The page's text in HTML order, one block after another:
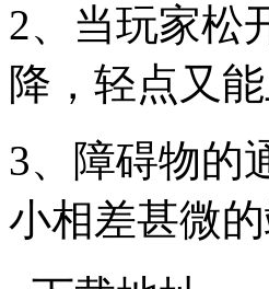
2、当玩家松
降，轻点又
3、障碍物的
小相差甚微的